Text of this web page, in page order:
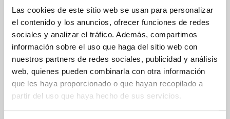
Las cookies de este sitio web se usan para personalizar
el contenido y los anuncios, ofrecer funciones de redes
sociales y analizar el tráfico. Además, compartimos
información sobre el uso que haga del sitio web con
nuestros partners de redes sociales, publicidad y análisis
web, quienes pueden combinarla con otra información
que les haya proporcionado o que hayan recopilado a
partir del uso que haya hecho de sus servicios.
Comunicaciones
cifradas
ENVIOS Y DESTINOS